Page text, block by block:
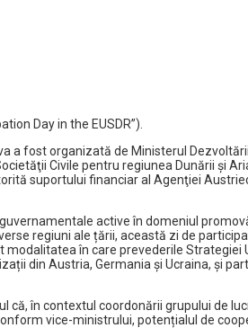
Day in the EUSDR”).
a fost organizată de Ministerul
Civile pentru regiunea Dunării şi
suportului financiar al Agenţiei
active în domeniul
regiuni ale țării, această zi de
în care prevederile Strategiei
din Austria, Germania și Ucraina, și
că, în contextul coordonării grupului de
vice-ministrului, potențialul de